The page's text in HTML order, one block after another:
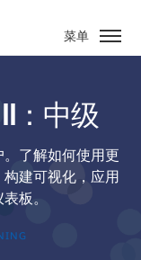
菜单
：中级
了解如何使用更
建可视化，应用
板。